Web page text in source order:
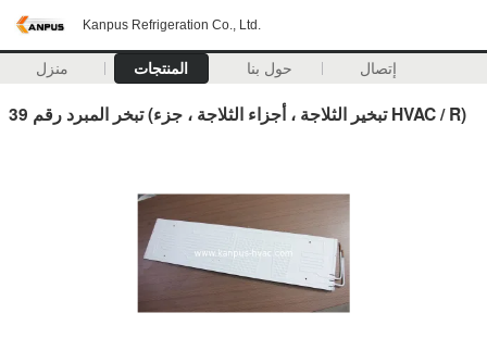
Kanpus Refrigeration Co., Ltd.
منزل المنتجات حول بنا إتصال
تبخر المبرد رقم 39 (تبخير الثلاجة ، أجزاء الثلاجة ، جزء HVAC / R)